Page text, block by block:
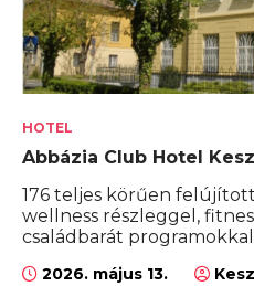
HOTEL
Abbázia Club Hotel
176 teljes körűen
wellness részleggel,
családbarát
2026. május 13.